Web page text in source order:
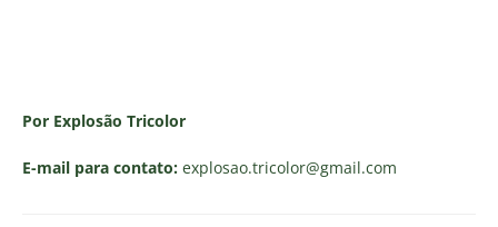
Por Explosão Tricolor
E-mail para contato: explosao.tricolor@gmail.com